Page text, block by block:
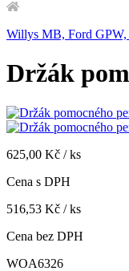
Willys MB, Ford GPW,
Držák
625,00 Kč / ks
Cena s DPH
516,53 Kč / ks
Cena bez DPH
WOA6326